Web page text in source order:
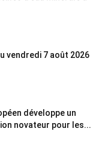
vendredi 7 août 2026
développe un
novateur pour les...